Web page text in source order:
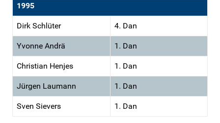
1995
Dirk Schlüter 4. Dan
Yvonne Andrä 1. Dan
Christian Henjes 1. Dan
Jürgen Laumann 1. Dan
Sven Sievers 1. Dan